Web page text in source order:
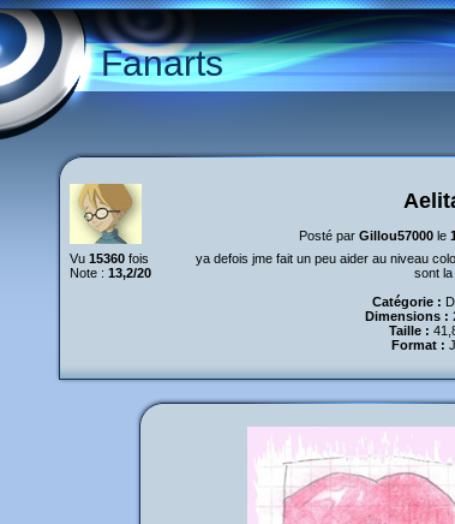
Fanarts
Posté par Gillou57000 le
Vu 15360fois
Note : 13,2/20
ya defois jme fait un peu aider au niveau
sont la
Catégorie :
Dimensions :
Taille :
Format :